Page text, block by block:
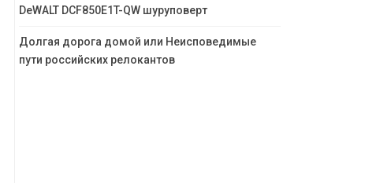
DeWALT DCF850E1T-QW шуруповерт
Долгая дорога домой или Неисповедимые
пути российских релокантов